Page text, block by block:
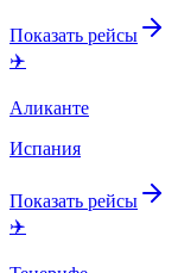
Показать рейсы
✈️
Аликанте
Испания
Показать рейсы
✈️